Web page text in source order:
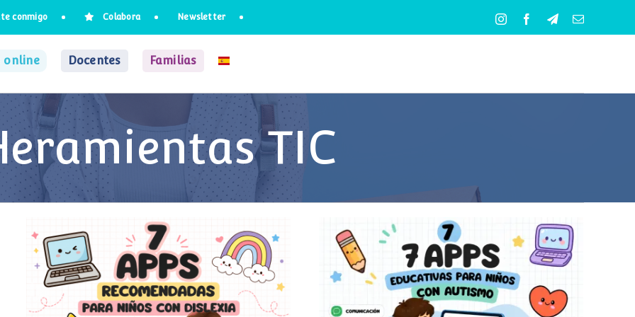
conmigo Colabora Newsletter InstagramFacebookTelegramCorreo
online Docentes Familias
TIC
7 apps recomendadas para niños con
7 apps educativas para niños con